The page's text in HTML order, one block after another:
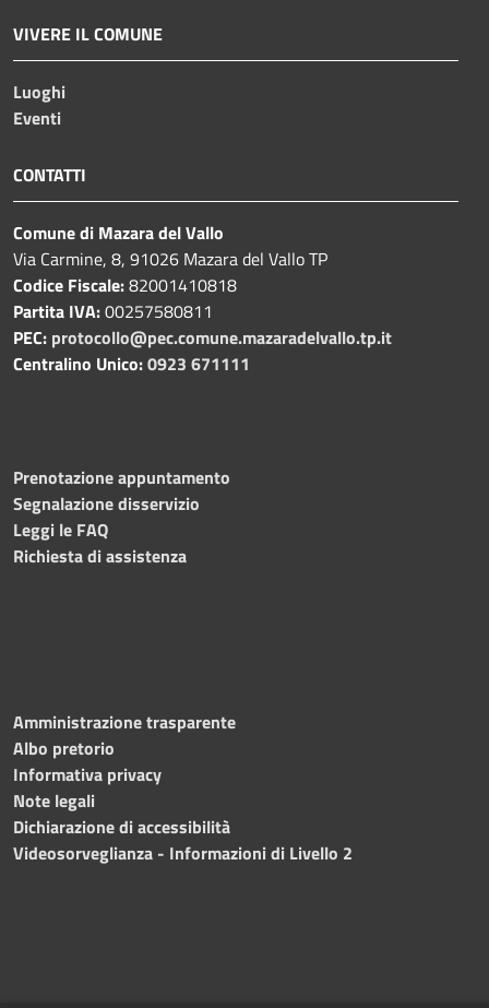
VIVERE IL COMUNE
Luoghi
Eventi
CONTATTI
Comune di Mazara del Vallo
Via Carmine, 8, 91026 Mazara del Vallo TP
Codice Fiscale:82001410818
Partita IVA:00257580811
PEC: protocollo@pec.comune.mazaradelvallo.tp.it
Centralino Unico:0923 671111
Prenotazione appuntamento
Segnalazione disservizio
Leggi le FAQ
Richiesta di assistenza
Amministrazione trasparente
Albo pretorio
Informativa privacy
Note legali
Dichiarazione di accessibilità
Videosorveglianza - Informazioni di Livello 2